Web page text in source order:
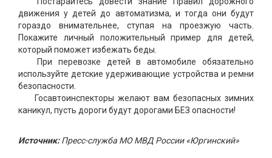
движения у детей до автоматизма, и тогда они будут
гораздо внимательнее, ступая на проезжую часть.
Покажите личный положительный пример для детей,
который поможет избежать беды.
При перевозке детей в автомобиле обязательно
используйте детские удерживающие устройства и ремни
безопасности.
Госавтоинспекторы желают вам безопасных зимних
каникул, пусть дороги будут дорогами БЕЗ опасности!
Источник:Пресс-служба МО МВД России «Юргинский»